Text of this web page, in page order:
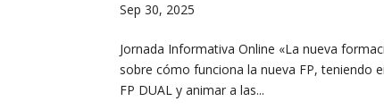
Sep 30, 2025
Jornada Informativa Online «La nueva
sobre cómo funciona la nueva FP, teniendo
FP DUAL y animar a las...